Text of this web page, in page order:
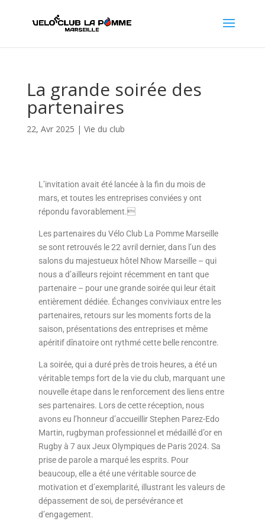
La grande soirée des
partenaires
22, Avr 2025 | Vie du club
L’invitation avait été lancée à la fin du mois de
mars, et toutes les entreprises conviées y ont
répondu favorablement.
Les partenaires du Vélo Club La Pomme Marseille
se sont retrouvés le 22 avril dernier, dans l’un des
salons du majestueux hôtel Nhow Marseille – qui
nous a d’ailleurs rejoint récemment en tant que
partenaire – pour une grande soirée qui leur était
entièrement dédiée. Échanges conviviaux entre les
partenaires, retours sur les moments forts de la
saison, présentations des entreprises et même
apéritif dînatoire ont rythmé cette belle rencontre.
La soirée, qui a duré près de trois heures, a été un
véritable temps fort de la vie du club, marquant une
nouvelle étape dans le renforcement des liens entre
ses partenaires. Lors de cette réception, nous
avons eu l’honneur d’accueillir Stephen Parez-Edo
Martin, rugbyman professionnel et médaillé d’or en
Rugby à 7 aux Jeux Olympiques de Paris 2024. Sa
prise de parole a marqué les esprits. Pour
beaucoup, elle a été une véritable source de
motivation et d’exemplarité, illustrant les valeurs de
dépassement de soi, de persévérance et
d’engagement.